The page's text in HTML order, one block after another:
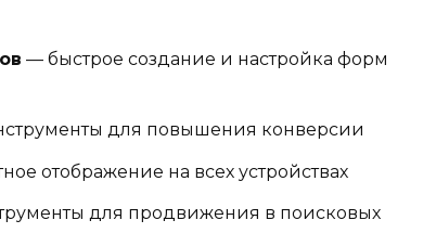
— быстрое создание и настройка форм
для повышения конверсии
отображение на всех устройствах
для продвижения в поисковых